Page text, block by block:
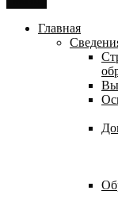
Главная